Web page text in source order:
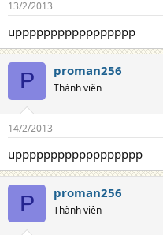
13/2/2013
uppppppppppppppppp
P proman256
Thành viên
14/2/2013
upppppppppppppppppp
P proman256
Thành viên